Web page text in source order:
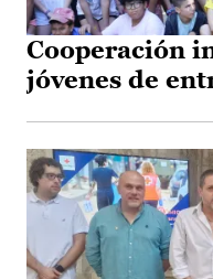
Cooperación
jóvenes de